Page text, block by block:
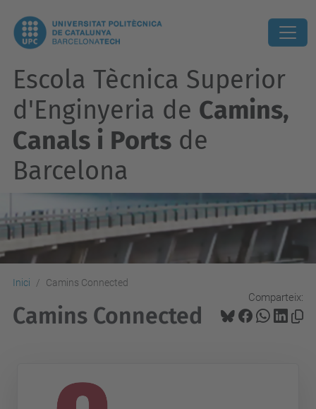
Escola Tècnica Superior
d'Enginyeria de Camins,
Canals i Ports de
Barcelona
Inici Camins Connected
Comparteix:
Camins Connected